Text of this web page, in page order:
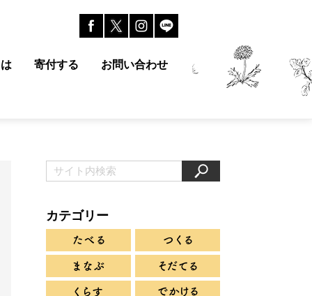
寄付する お問い合わせ
カテゴリー